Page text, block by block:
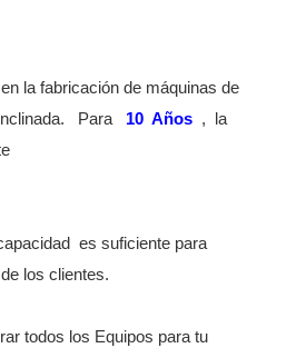
la fabricación de máquinas de
Para 10 Años ,
la
es suficiente para
los clientes.
todos los Equipos para tu